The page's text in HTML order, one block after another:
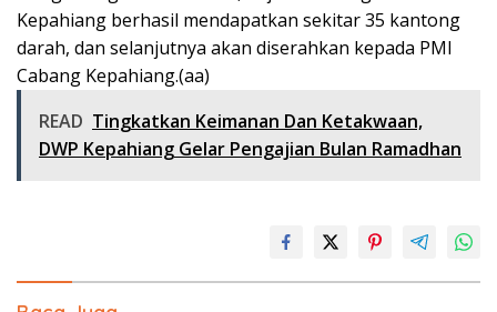
Kepahiang berhasil mendapatkan sekitar 35 kantong
darah, dan selanjutnya akan diserahkan kepada PMI
Cabang Kepahiang.(aa)
READ Tingkatkan Keimanan Dan Ketakwaan,
DWP Kepahiang Gelar Pengajian Bulan Ramadhan